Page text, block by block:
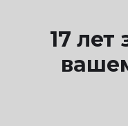
17 лет